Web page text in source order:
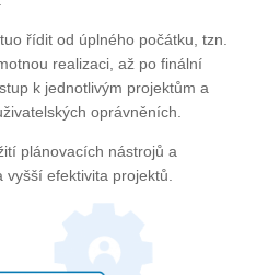
řídit od úplného počátku, tzn.
realizaci, až po finální
k jednotlivým projektům a
oprávněních.
plánovacích nástrojů a
efektivita projektů.